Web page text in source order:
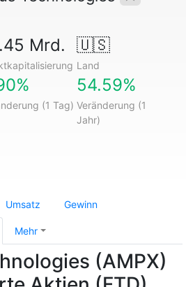
Mrd. 🇺🇸
Land
(1 Tag)
54.59%
Veränderung (1
Jahr)
Umsatz Gewinn
Mehr
(AMPX)